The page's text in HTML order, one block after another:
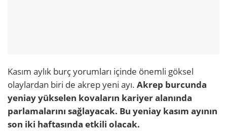
Kasım aylık burç yorumları içinde önemli göksel
olaylardan biri de akrep yeni ayı. Akrep burcunda
yeniay yükselen kovaların kariyer alanında
parlamalarını sağlayacak. Bu yeniay kasım ayının
son iki haftasında etkili olacak.